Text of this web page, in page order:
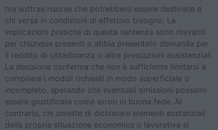
ma sottrae risorse che potrebbero essere destinate a
chi versa in condizioni di effettivo bisogno. Le
implicazioni pratiche di questa sentenza sono rilevanti
per chiunque presenti o abbia presentato domanda per
il reddito di cittadinanza o altre prestazioni assistenziali.
La decisione conferma che non è sufficiente limitarsi a
compilare i moduli richiesti in modo superficiale o
incompleto, sperando che eventuali omissioni possano
essere giustificate come errori in buona fede. Al
contrario, chi omette di dichiarare elementi sostanziali
della propria situazione economica o lavorativa si